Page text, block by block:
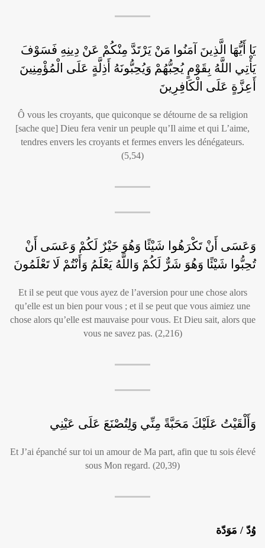
يَا أَيُّهَا الَّذِينَ آمَنُوا مَنْ يَرْتَدَّ مِنْكُمْ عَنْ دِينِهِ فَسَوْفَ
يَأْتِي اللَّهُ بِقَوْمٍ يُحِبُّهُمْ وَيُحِبُّونَهُ أَذِلَّةٍ عَلَى الْمُؤْمِنِينَ
أَعِزَّةٍ عَلَى الْكَافِرِينَ
Ô vous les croyants, que quiconque se détourne de sa religion
[sache que] Dieu fera venir un peuple qu’Il aime et qui L’aime,
tendres envers les croyants et fermes envers les dénégateurs.
(5,54)
وَعَسَى أَنْ تَكْرَهُوا شَيْئًا وَهُوَ خَيْرٌ لَكُمْ وَعَسَى أَنْ
تُحِبُّوا شَيْئًا وَهُوَ شَرٌّ لَكُمْ وَاللَّهُ يَعْلَمُ وَأَنْتُمْ لَا تَعْلَمُونَ
Et il se peut que vous ayez de l’aversion pour une chose alors
qu’elle est un bien pour vous ; et il se peut que vous aimiez une
chose alors qu’elle est mauvaise pour vous. Et Dieu sait, alors que
vous ne savez pas. (2,216)
وَأَلْقَيْتُ عَلَيْكَ مَحَبَّةً مِنِّي وَلِتُصْنَعَ عَلَى عَيْنِي
Et J’ai épanché sur toi un amour de Ma part, afin que tu sois élevé
sous Mon regard. (20,39)
وُدّ / مَوَدّة